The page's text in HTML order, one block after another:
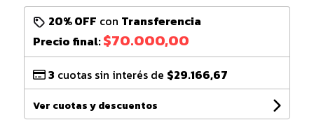
20% OFF con Transferencia
Precio final:$70.000,00
3 cuotas sin interés de $29.166,67
Ver cuotas y descuentos